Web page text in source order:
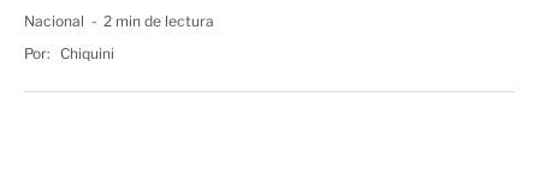
Nacional
2 min de lectura
Por: Chiquini